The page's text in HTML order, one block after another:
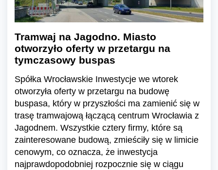
Tramwaj na Jagodno. Miasto
otworzyło oferty w przetargu na
tymczasowy buspas
Spółka Wrocławskie Inwestycje we wtorek
otworzyła oferty w przetargu na budowę
buspasa, który w przyszłości ma zamienić się w
trasę tramwajową łączącą centrum Wrocławia z
Jagodnem. Wszystkie cztery firmy, które są
zainteresowane budową, zmieściły się w limicie
cenowym, co oznacza, że inwestycja
najprawdopodobniej rozpocznie się w ciągu